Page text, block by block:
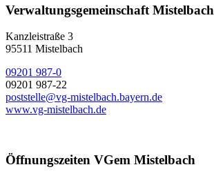
Verwaltungsgemeinschaft Mistelbach
Kanzleistraße 3
95511 Mistelbach
09201 987-0
09201 987-22
poststelle@vg-mistelbach.bayern.de
www.vg-mistelbach.de
Öffnungszeiten VGem Mistelbach